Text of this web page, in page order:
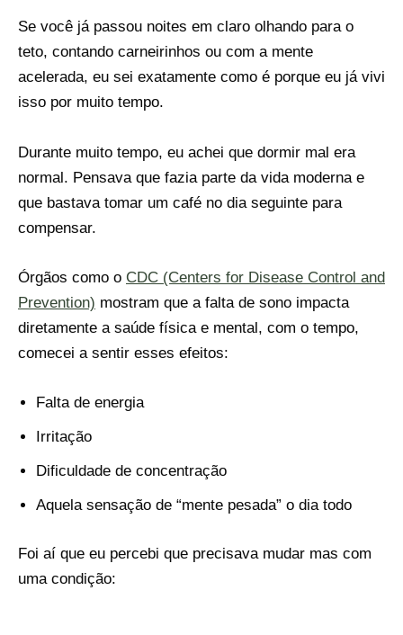
Se você já passou noites em claro olhando para o
teto, contando carneirinhos ou com a mente
acelerada, eu sei exatamente como é porque eu já vivi
isso por muito tempo.
Durante muito tempo, eu achei que dormir mal era
normal. Pensava que fazia parte da vida moderna e
que bastava tomar um café no dia seguinte para
compensar.
Órgãos como o CDC (Centers for Disease Control and
Prevention) mostram que a falta de sono impacta
diretamente a saúde física e mental, com o tempo,
comecei a sentir esses efeitos:
Falta de energia
Irritação
Dificuldade de concentração
Aquela sensação de “mente pesada” o dia todo
Foi aí que eu percebi que precisava mudar mas com
uma condição: